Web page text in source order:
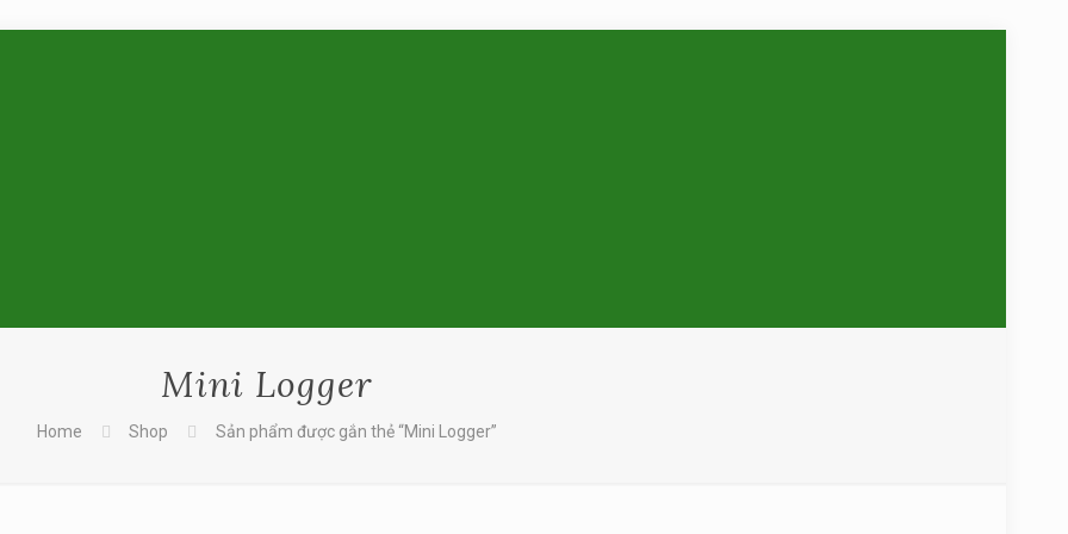
Mini Logger
Home Shop Sản phẩm được gắn thẻ “Mini Logger”